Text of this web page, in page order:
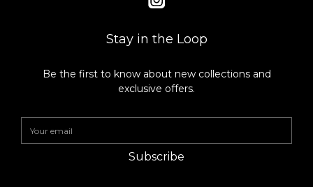
Stay in the Loop
Be the first to know about new collections and
exclusive offers.
Subscribe